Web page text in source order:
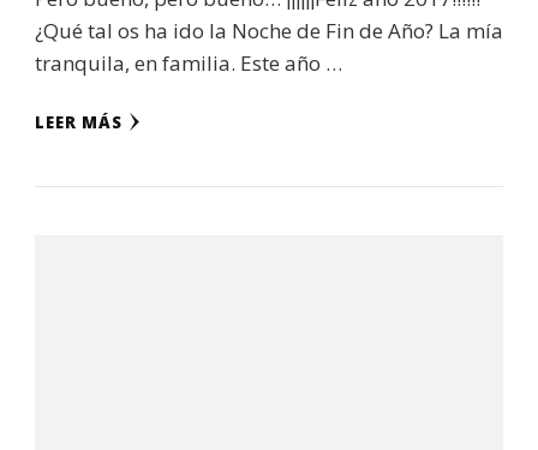
¿Qué tal os ha ido la Noche de Fin de Año? La mía
tranquila, en familia. Este año …
LEER MÁS